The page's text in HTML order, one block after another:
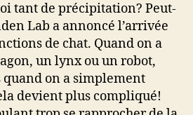
tant de précipitation? Peut-
Lab a annoncé l’arrivée
de chat. Quand on a
un lynx ou un robot,
on a simplement
devient plus compliqué!